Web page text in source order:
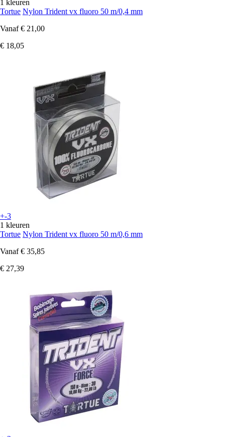
1 kleuren
Tortue Nylon Trident vx fluoro 50 m/0,4 mm
Vanaf € 21,00
€ 18,05
+-3
1 kleuren
Tortue Nylon Trident vx fluoro 50 m/0,6 mm
Vanaf € 35,85
€ 27,39